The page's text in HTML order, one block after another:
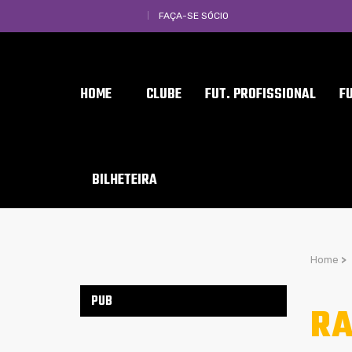
FAÇA-SE SÓCIO
HOME CLUBE FUT. PROFISSIONAL
BILHETEIRA
Home >
PUB